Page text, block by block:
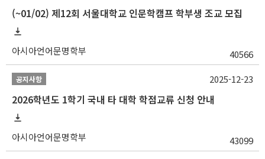
(~01/02) 제12회 서울대학교 인문학캠프 학부생 조교 모집
아시아언어문명학부 40566
공지사항
2026학년도 1학기 국내 타 대학 학점교류 신청 안내
아시아언어문명학부 43099
2025-12-23